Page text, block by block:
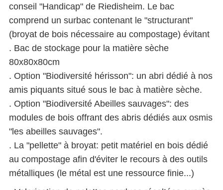
conseil "Handicap" de Riedisheim. Le bac
comprend un surbac contenant le "structurant"
(broyat de bois nécessaire au compostage) évitant
. Bac de stockage pour la matière sèche
80x80x80cm
. Option "Biodiversité hérisson": un abri dédié à nos
amis piquants situé sous le bac à matière sèche.
. Option "Biodiversité Abeilles sauvages": des
modules de bois offrant des abris dédiés aux osmis
"les abeilles sauvages".
. La "pellette" à broyat: petit matériel en bois dédié
au compostage afin d'éviter le recours à des outils
métalliques (le métal est une ressource finie...)